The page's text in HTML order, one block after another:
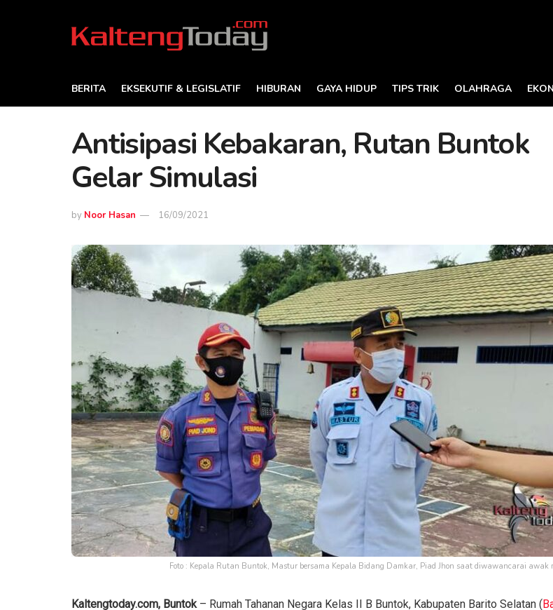
BERITA EKSEKUTIF & LEGISLATIF HIBURAN GAYA HIDUP TIPS TRIK OLAHRAGA
Antisipasi Kebakaran, Rutan Buntok
Gelar Simulasi
by Noor Hasan 16/09/2021
Foto : Kepala Rutan Buntok, Mastur bersama Kepala Bidang Damkar, Piad Jhon saat diwawancarai awak
Kaltengtoday.com, Buntok – Rumah Tahanan Negara Kelas II B Buntok, Kabupaten Barito Selatan (